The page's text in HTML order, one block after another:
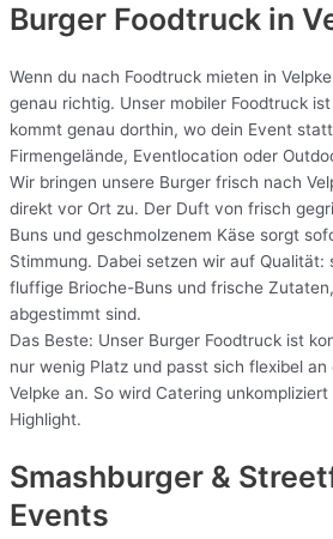
Burger Foodtruck in
Wenn du nach Foodtruck mieten in
genau richtig. Unser mobiler Foodtruck
kommt genau dorthin, wo dein Event
Firmengelände, Eventlocation oder
Wir bringen unsere Burger frisch nach
direkt vor Ort zu. Der Duft von frisch
Buns und geschmolzenem Käse sorgt
Stimmung. Dabei setzen wir auf Qualität:
fluffige Brioche-Buns und frische
abgestimmt sind.
Das Beste: Unser Burger Foodtruck ist
nur wenig Platz und passt sich flexibel an
Velpke an. So wird Catering
Highlight.
Smashburger &
Events